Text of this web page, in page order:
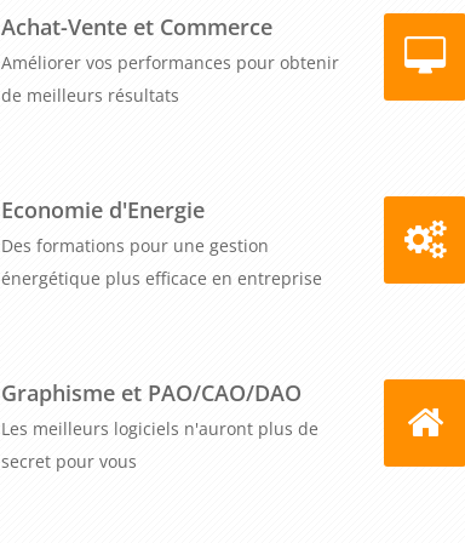
Achat-Vente et Commerce
Améliorer vos performances pour obtenir
de meilleurs résultats
Economie d'Energie
Des formations pour une gestion
énergétique plus efficace en entreprise
Graphisme et PAO/CAO/DAO
Les meilleurs logiciels n'auront plus de
secret pour vous